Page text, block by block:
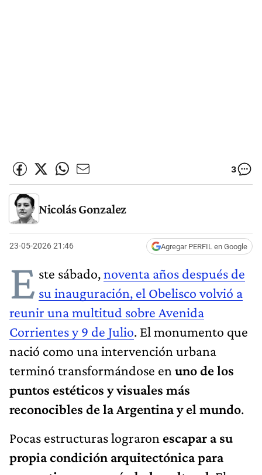
3
Nicolás Gonzalez
23-05-2026 21:46 Agregar PERFIL en Google
E ste sábado,noventa años después de
su inauguración, el Obelisco volvió a
reunir una multitud sobre Avenida
Corrientes y 9 de Julio. El monumento que
nació como una intervención urbana
terminó transformándose en uno de los
puntos estéticos y visuales más
reconocibles de la Argentina y el mundo.
Pocas estructuras lograron escapar a su
propia condición arquitectónica para